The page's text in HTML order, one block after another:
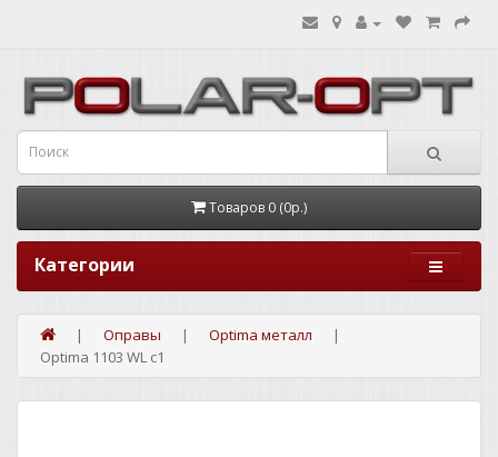
Товаров 0 (0р.)
Категории
Оправы
Optima металл
Optima 1103 WL c1